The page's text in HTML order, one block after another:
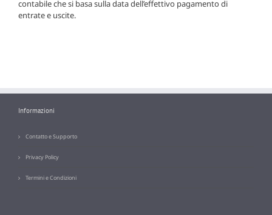
contabile che si basa sulla data dell’effettivo pagamento di
entrate e uscite.
Informazioni
Contatto e Supporto
Privacy Policy
Termini e Condizioni